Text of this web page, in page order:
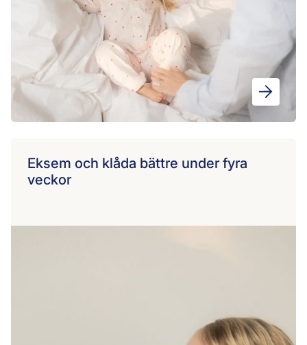
Eksem och klåda bättre under fyra
veckor